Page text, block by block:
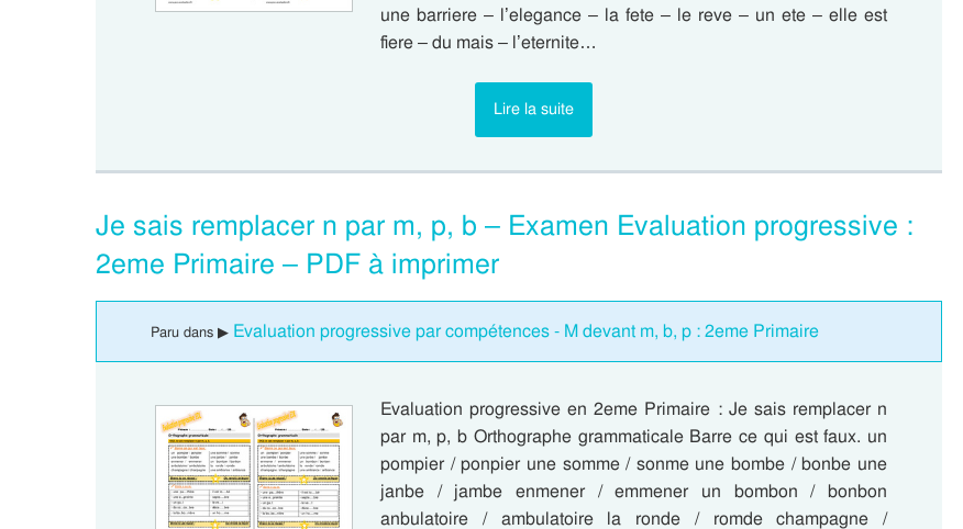
une barriere – l’elegance – la fete – le reve – un ete – elle est
fiere – du mais – l’eternite…
Lire la suite
Je sais remplacer n par m, p, b – Examen Evaluation progressive :
2eme Primaire – PDF à imprimer
Paru dans ▶ Evaluation progressive par compétences - M devant m, b, p : 2eme Primaire
Evaluation progressive en 2eme Primaire : Je sais remplacer n
par m, p, b Orthographe grammaticale Barre ce qui est faux. un
pompier / ponpier une somme / sonme une bombe / bonbe une
janbe / jambe enmener / emmener un bombon / bonbon
anbulatoire / ambulatoire la ronde / romde champagne /